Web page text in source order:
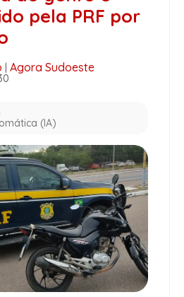
pela PRF por
Agora Sudoeste
(IA)